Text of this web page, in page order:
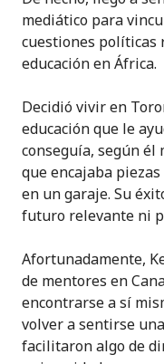
mediático para
cuestiones políticas
educación en África.
Decidió vivir en
educación que le
conseguía, según él
que encajaba
en un garaje. Su
futuro relevante ni
Afortunadamente,
de mentores en
encontrarse a sí
volver a sentirse
facilitaron algo de